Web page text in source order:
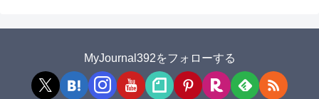
MyJournal392をフォローする